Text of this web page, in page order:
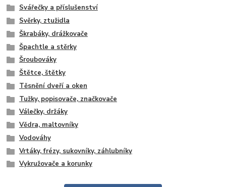
Svářečky a příslušenství
Svěrky, ztužidla
Škrabáky, drážkovače
Špachtle a stěrky
Šroubováky
Štětce, štětky
Těsnění dveří a oken
Tužky, popisovače, značkovače
Válečky, držáky
Vědra, maltovníky
Vodováhy
Vrtáky, frézy, sukovníky, záhlubníky
Vykružovače a korunky